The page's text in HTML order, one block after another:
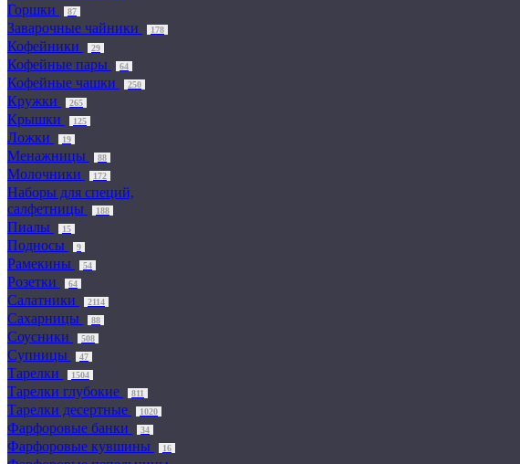
Горшки 87
Заварочные чайники 178
Кофейники 29
Кофейные пары 64
Кофейные чашки 250
Кружки 265
Крышки 125
Ложки 19
Менажницы 88
Молочники 172
Наборы для специй,
салфетницы
188
Пиалы 15
Подносы 9
Рамекины 54
Розетки 64
Салатники 2114
Сахарницы 88
Соусники 508
Супницы 47
Тарелки 1504
Тарелки глубокие 811
Тарелки десертные 1020
Фарфоровые банки 34
Фарфоровые кувшины 16